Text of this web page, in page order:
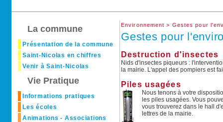
La commune
Présentation de la commune
Saint-Nicolas en chiffres
Venir à Saint-Nicolas
Vie Pratique
Informations pratiques
Les écoles
Animations - Associations
Environnement > Gestes pour
Gestes pour
Destruction d'insectes
Nids d'insectes piqueurs :
la mairie. L'appel des pompiers est
Piles usagées
Nous tenons à votre
les piles usagées. Vous
vous trouverez dans le hall
lettres de la mairie.